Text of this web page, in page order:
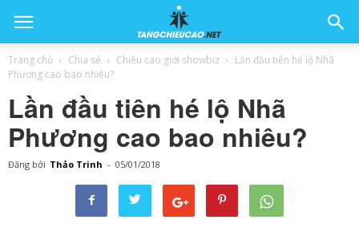
Trang chủ Chia sẻ Chiều cao giới showbiz
Lần đầu tiên hé lộ Nhã
Phương cao bao nhiêu?
Lần đầu tiên hé lộ Nhã
Phương cao bao nhiêu?
Đăng bởi Thảo Trinh - 05/01/2018